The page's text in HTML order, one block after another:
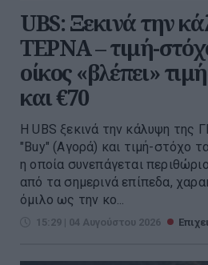
UBS: Ξεκινά την
ΤΕΡΝΑ – τιμή-
οίκος «βλέπει»
και €70
Η UBS ξεκινά την κάλυψη της
"Buy" (Αγορά) και τιμή-στόχο
η οποία συνεπάγεται
από τα σημερινά επίπεδα,
όμιλο ως την κο...
15:29 | 04 Αυγούστου 2026